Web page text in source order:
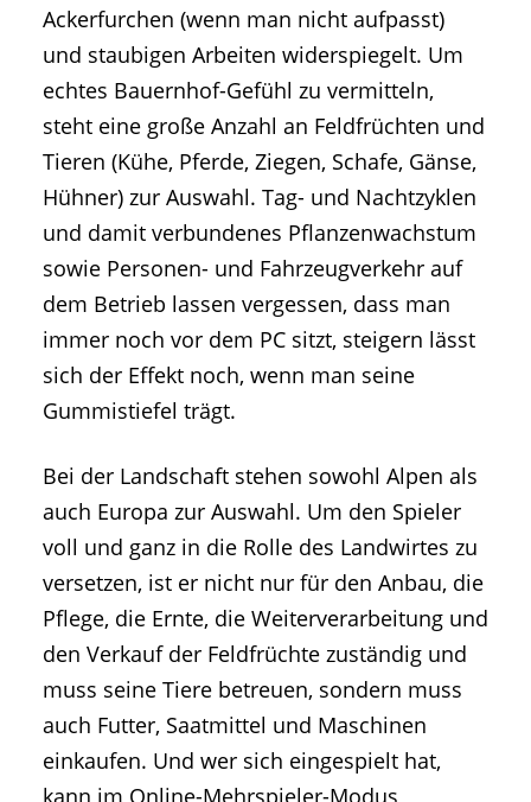
Ackerfurchen (wenn man nicht aufpasst)
und staubigen Arbeiten widerspiegelt. Um
echtes Bauernhof-Gefühl zu vermitteln,
steht eine große Anzahl an Feldfrüchten und
Tieren (Kühe, Pferde, Ziegen, Schafe, Gänse,
Hühner) zur Auswahl. Tag- und Nachtzyklen
und damit verbundenes Pflanzenwachstum
sowie Personen- und Fahrzeugverkehr auf
dem Betrieb lassen vergessen, dass man
immer noch vor dem PC sitzt, steigern lässt
sich der Effekt noch, wenn man seine
Gummistiefel trägt.
Bei der Landschaft stehen sowohl Alpen als
auch Europa zur Auswahl. Um den Spieler
voll und ganz in die Rolle des Landwirtes zu
versetzen, ist er nicht nur für den Anbau, die
Pflege, die Ernte, die Weiterverarbeitung und
den Verkauf der Feldfrüchte zuständig und
muss seine Tiere betreuen, sondern muss
auch Futter, Saatmittel und Maschinen
einkaufen. Und wer sich eingespielt hat,